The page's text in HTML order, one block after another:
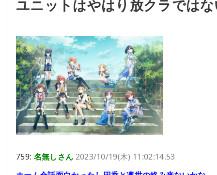
ユニットはやはり放クラでは
759: 名無しさん 2023/10/19(木) 11:02:14.53